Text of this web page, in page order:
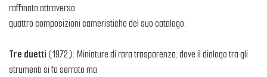
raffinata attraverso
quattro composizioni cameristiche del suo catalogo:
Tre duetti(1972): Miniature di rara trasparenza, dove il dialogo tra gli
strumenti si fa serrato ma